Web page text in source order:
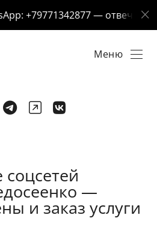
+79771342877 — отвечу за 5
Меню
—
и заказ услуги